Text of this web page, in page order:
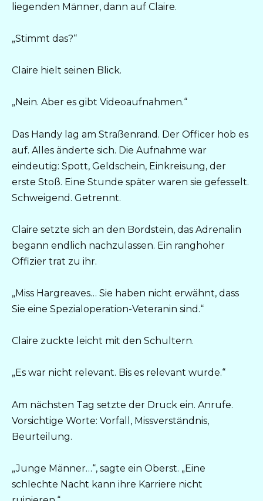
liegenden Männer, dann auf Claire.
„Stimmt das?“
Claire hielt seinen Blick.
„Nein. Aber es gibt Videoaufnahmen.“
Das Handy lag am Straßenrand. Der Officer hob es
auf. Alles änderte sich. Die Aufnahme war
eindeutig: Spott, Geldschein, Einkreisung, der
erste Stoß. Eine Stunde später waren sie gefesselt.
Schweigend. Getrennt.
Claire setzte sich an den Bordstein, das Adrenalin
begann endlich nachzulassen. Ein ranghoher
Offizier trat zu ihr.
„Miss Hargreaves… Sie haben nicht erwähnt, dass
Sie eine Spezialoperation-Veteranin sind.“
Claire zuckte leicht mit den Schultern.
„Es war nicht relevant. Bis es relevant wurde.“
Am nächsten Tag setzte der Druck ein. Anrufe.
Vorsichtige Worte: Vorfall, Missverständnis,
Beurteilung.
„Junge Männer…“, sagte ein Oberst. „Eine
schlechte Nacht kann ihre Karriere nicht